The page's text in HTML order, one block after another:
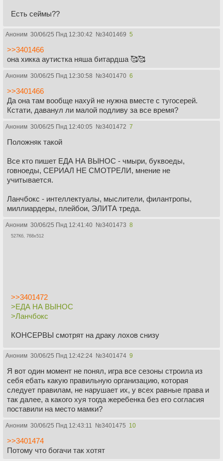
Есть сеймы??
Аноним 30/06/25 Пнд 12:30:42 №3401469 5
>>3401466
она хикка аутистка няша битардша 🥰🥰
Аноним 30/06/25 Пнд 12:30:58 №3401470 6
>>3401466
Да она там вообще нахуй не нужна вместе с тугосерей.
Кстати, даванул ли малой подливу за все время?
Аноним 30/06/25 Пнд 12:40:05 №3401472 7
Положняк такой
Все кто пишет ЕДА НА ВЫНОС - чмыри, буквоеды,
говноеды, СЕРИАЛ НЕ СМОТРЕЛИ, мнение не
учитывается.
Ланчбокс - интеллектуалы, мыслители, филантропы,
миллиардеры, плейбои, ЭЛИТА треда.
Аноним 30/06/25 Пнд 12:41:40 №3401473 8
527Кб, 768x512
>>3401472
>ЕДА НА ВЫНОС
>Ланчбокс
КОНСЕРВЫ смотрят на драку лохов снизу
Аноним 30/06/25 Пнд 12:42:24 №3401474 9
Я вот один момент не понял, игра все сезоны строила из
себя ебать какую правильную организацию, которая
следует правилам, не нарушает их, у всех равные права и
так далее, а какого хуя тогда жеребенка без его согласия
поставили на место мамки?
Аноним 30/06/25 Пнд 12:43:11 №3401475 10
>>3401474
Потому что богачи так хотят